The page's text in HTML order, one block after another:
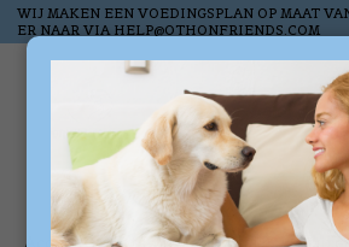
WIJ MAKEN EEN VOEDINGSPLAN OP MAAT
ER NAAR VIA HELP@OTHONFRIENDS.COM
Accueil / Mots-clés / omega-3